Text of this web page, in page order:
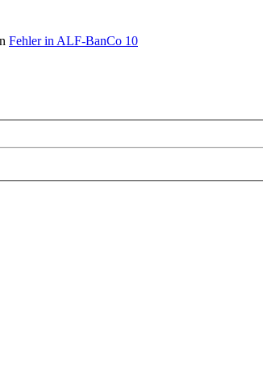
Fehler in ALF-BanCo 10